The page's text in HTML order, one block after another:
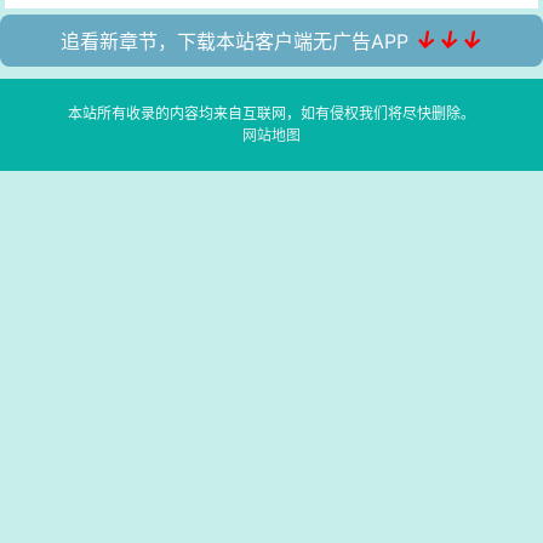
追看新章节，下载本站客户端无广告APP ↓↓↓
本站所有收录的内容均来自互联网，如有侵权我们将尽快删除。
网站地图